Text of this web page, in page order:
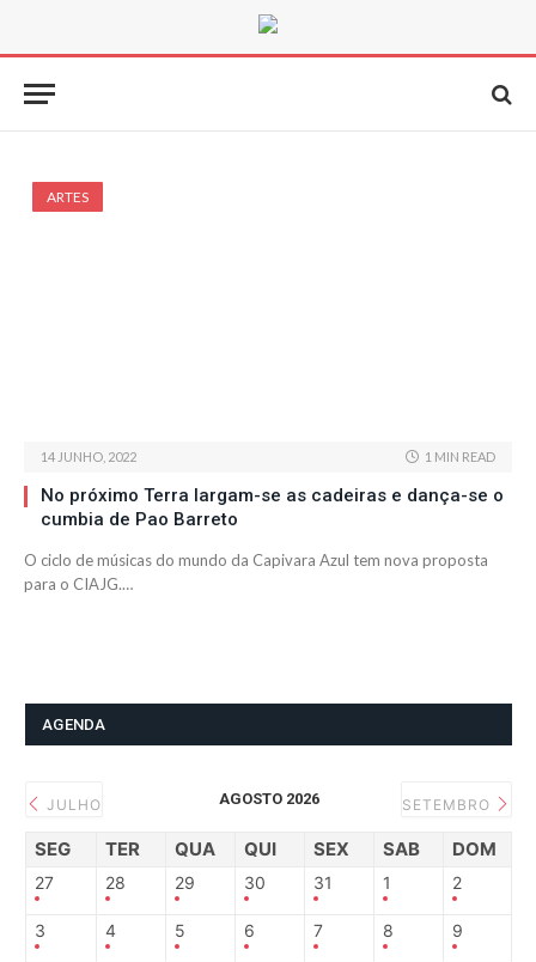
ARTES
14 JUNHO, 2022 1 MIN READ
No próximo Terra largam-se as cadeiras e dança-se o
cumbia de Pao Barreto
O ciclo de músicas do mundo da Capivara Azul tem nova proposta
para o CIAJG.…
AGENDA
JULHO AGOSTO 2026 SETEMBRO
SEG TER QUA QUI SEX SAB DOM
27 28 29 30 31 1 2
3 4 5 6 7 8 9